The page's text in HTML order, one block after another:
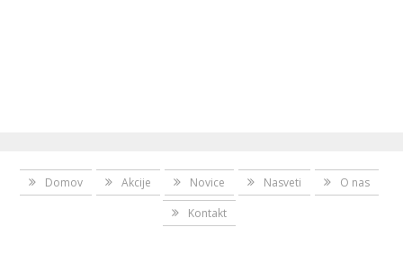
Domov Akcije Novice Nasveti
O nas
Kontakt